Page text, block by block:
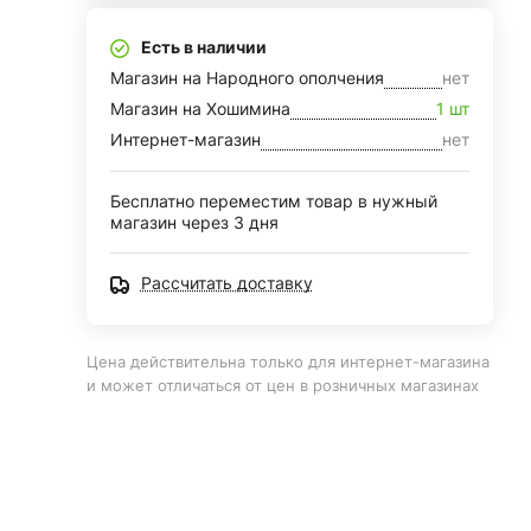
Есть в наличии
Магазин на Народного ополчения
нет
Магазин на Хошимина
1 шт
Интернет-магазин
нет
Бесплатно переместим товар в нужный
магазин через 3 дня
Рассчитать доставку
Цена действительна только для интернет-магазина
и может отличаться от цен в розничных магазинах